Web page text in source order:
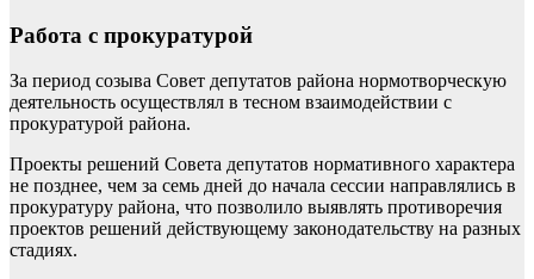
Работа с прокуратурой
За период созыва Совет депутатов района нормотворческую
деятельность осуществлял в тесном взаимодействии с
прокуратурой района.
Проекты решений Совета депутатов нормативного характера
не позднее, чем за семь дней до начала сессии направлялись в
прокуратуру района, что позволило выявлять противоречия
проектов решений действующему законодательству на разных
стадиях.